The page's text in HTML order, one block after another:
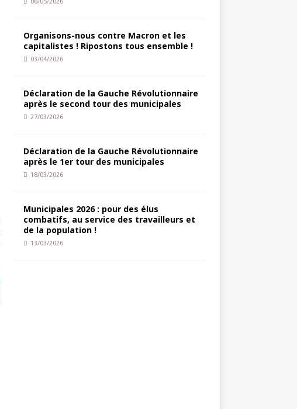
Organisons-nous contre Macron et les
capitalistes ! Ripostons tous ensemble !
03/04/2026
Déclaration de la Gauche Révolutionnaire
après le second tour des municipales
27/03/2026
Déclaration de la Gauche Révolutionnaire
après le 1er tour des municipales
18/03/2026
Municipales 2026 : pour des élus
combatifs, au service des travailleurs et
de la population !
13/03/2026